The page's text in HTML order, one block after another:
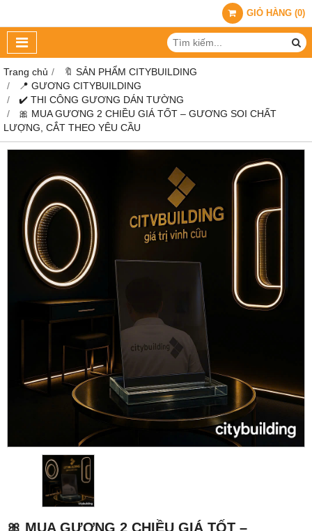
GIỎ HÀNG (0)
Trang chủ
🔖 SẢN PHẨM CITYBUILDING
📍 GƯƠNG CITYBUILDING
✔️ THI CÔNG GƯƠNG DÁN TƯỜNG
🎀 MUA GƯƠNG 2 CHIỀU GIÁ TỐT – GƯƠNG SOI CHẤT
LƯỢNG, CẮT THEO YÊU CẦU
🎀 MUA GƯƠNG 2 CHIỀU GIÁ TỐT –